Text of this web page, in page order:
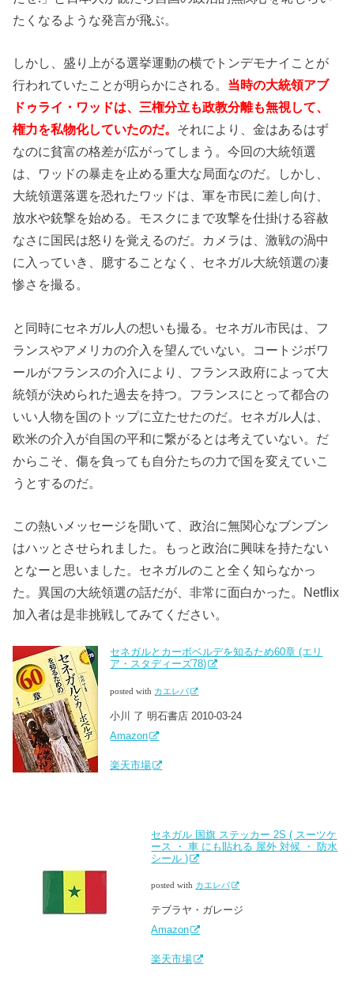
たくなるような発言が飛ぶ。
しかし、盛り上がる選挙運動の横でトンデモナイことが
行われていたことが明らかにされる。 当時の大統領アブ
ドゥライ・ワッドは、三権分立も政教分離も無視して、
権力を私物化していたのだ。 それにより、金はあるはず
なのに貧富の格差が広がってしまう。今回の大統領選
は、ワッドの暴走を止める重大な局面なのだ。しかし、
大統領選落選を恐れたワッドは、軍を市民に差し向け、
放水や銃撃を始める。モスクにまで攻撃を仕掛ける容赦
なさに国民は怒りを覚えるのだ。カメラは、激戦の渦中
に入っていき、臆することなく、セネガル大統領選の凄
惨さを撮る。
と同時にセネガル人の想いも撮る。セネガル市民は、フ
ランスやアメリカの介入を望んでいない。コートジボワ
ールがフランスの介入により、フランス政府によって大
統領が決められた過去を持つ。フランスにとって都合の
いい人物を国のトップに立たせたのだ。セネガル人は、
欧米の介入が自国の平和に繋がるとは考えていない。だ
からこそ、傷を負っても自分たちの力で国を変えていこ
うとするのだ。
この熱いメッセージを聞いて、政治に無関心なブンブン
はハッとさせられました。もっと政治に興味を持たない
となーと思いました。セネガルのこと全く知らなかっ
た。異国の大統領選の話だが、非常に面白かった。Netflix
加入者は是非挑戦してみてください。
セネガルとカーボベルデを知るため60章 (エリ
ア・スタディーズ78)
posted with カエレバ
小川 了 明石書店 2010-03-24
Amazon
楽天市場
セネガル 国旗 ステッカー 2S ( スーツケ
ース ・ 車 にも貼れる 屋外 対候 ・ 防水
シール )
posted with カエレバ
テブラヤ・ガレージ
Amazon
楽天市場